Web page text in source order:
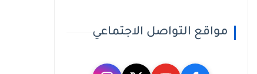
مواقع التواصل الاجتماعي